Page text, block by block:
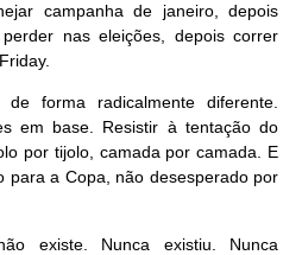
campanha de janeiro, depois
nas eleições, depois correr
forma radicalmente diferente.
em base. Resistir à tentação do
por tijolo, camada por camada. E
para a Copa, não desesperado por
existe. Nunca existiu. Nunca